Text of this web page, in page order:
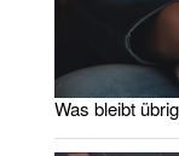
Was bleibt